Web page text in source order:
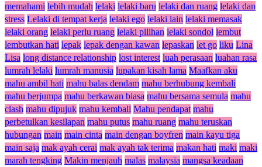
memahami lebih mudah lelaki lelaki baru lelaki dan ruang lelaki dan
stress Lelaki di tempat kerja lelaki ego lelaki lain lelaki memasak
lelaki orang lelaki perlu ruang lelaki pilihan lelaki sondol lembut
lembutkan hati lepak lepak dengan kawan lepaskan let go liku Lina
Lisa long distance relationship lost interest luah perasaan luahan rasa
lumrah lelaki lumrah manusia lupakan kisah lama Maafkan aku
mahu ambil hati mahu balas dendam mahu berhubung kembali
mahu berjumpa mahu berkawan biasa mahu bersama semula mahu
clash mahu dipujuk mahu kembali Mahu pendapat mahu
perbetulkan kesilapan mahu putus mahu ruang mahu teruskan
hubungan main main cinta main dengan boyfren main kayu tiga
main saja mak ayah cerai mak ayah tak terima makan hati maki maki
marah tengking Makin menjauh malas malaysia mangsa keadaan